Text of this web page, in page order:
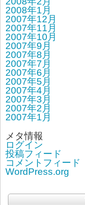
2008年1月
2007年12月
2007年11月
2007年10月
2007年9月
2007年8月
2007年7月
2007年6月
2007年5月
2007年4月
2007年3月
2007年2月
2007年1月
メタ情報
ログイン
投稿フィード
コメントフィード
WordPress.org